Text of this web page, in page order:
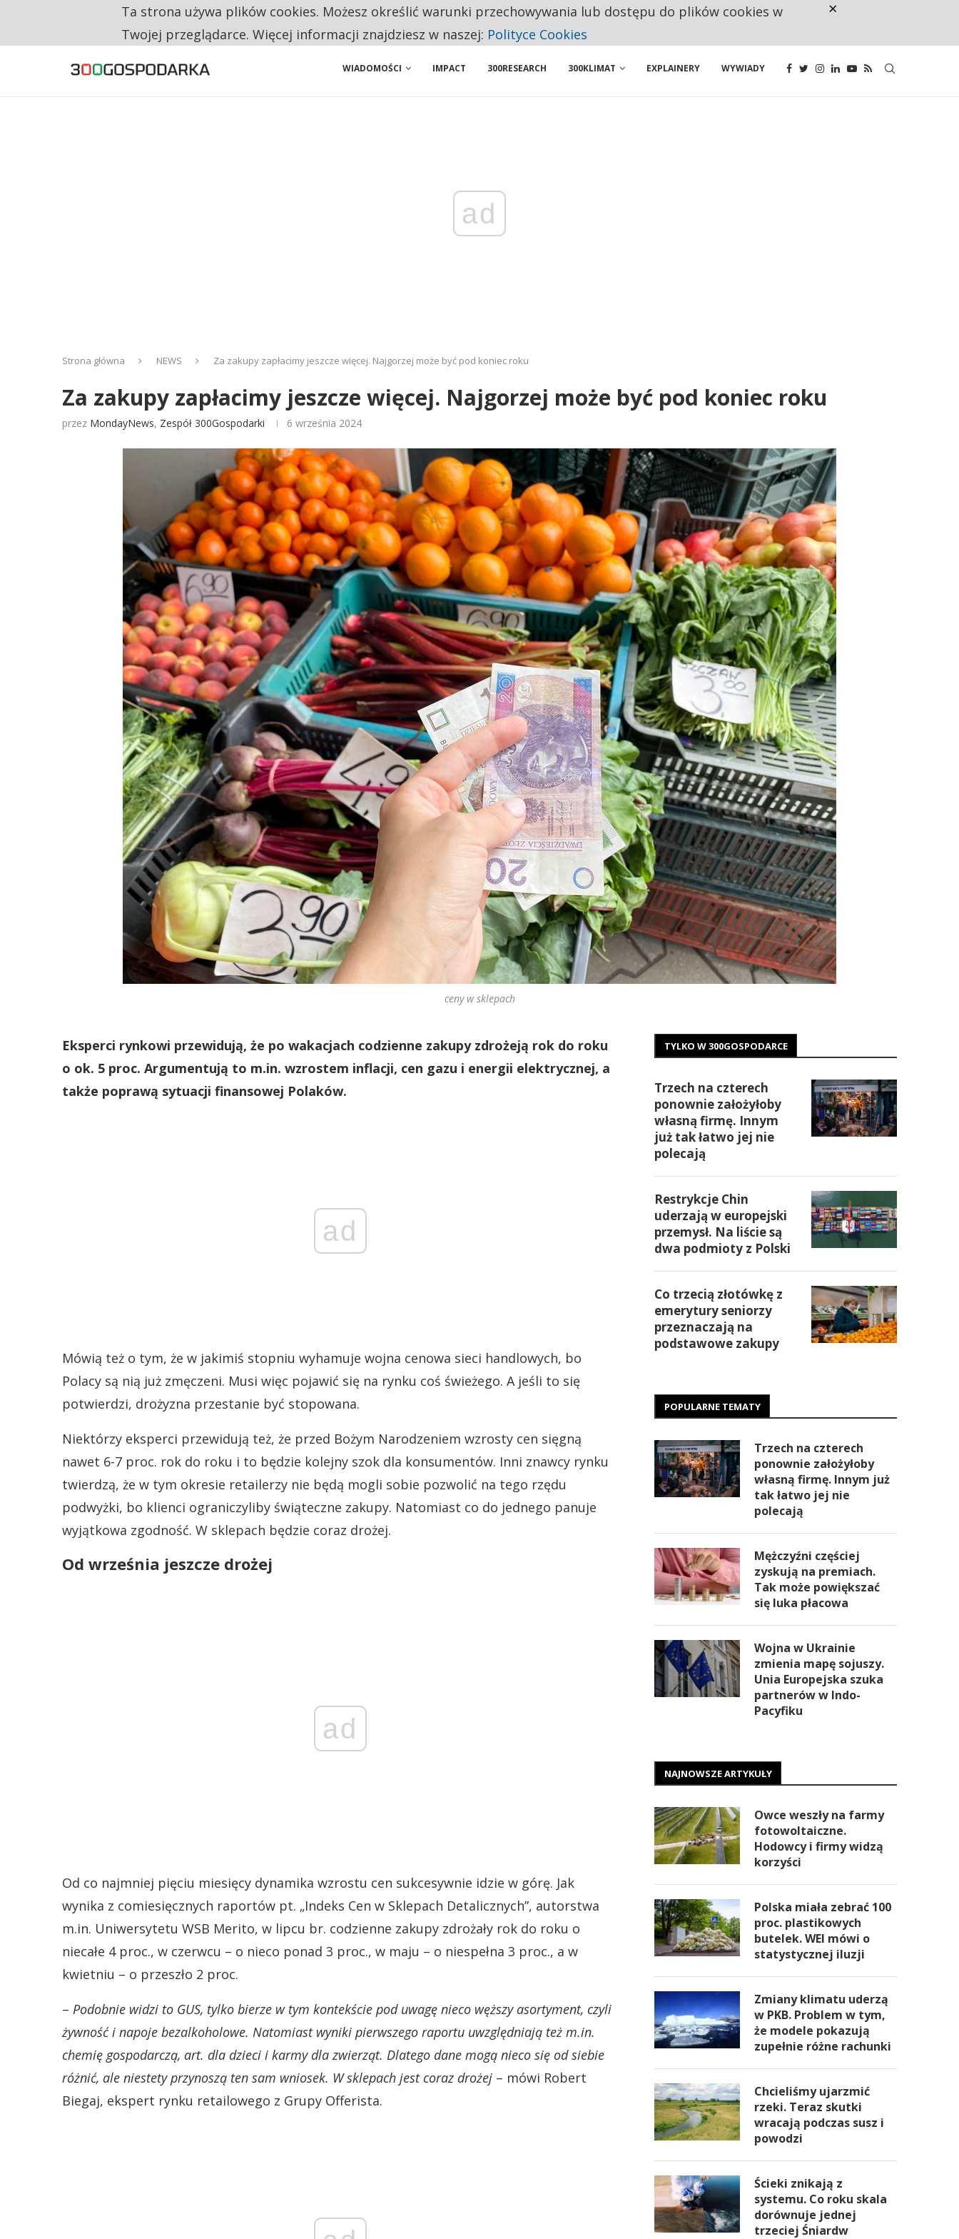
CO TRZECIĄ ZŁOTÓWKĘ Z EMERYTURY SENIORZY PRZEZNACZAJĄ NA PODSTAWOWE ZAKUPY
WIADOMOŚCI IMPACT 300RESEARCH 300KLIMAT EXPLAINERY WYWIADY
ad
Strona główna NEWS Za zakupy zapłacimy jeszcze więcej. Najgorzej może być pod koniec roku
Za zakupy zapłacimy jeszcze więcej. Najgorzej może być pod koniec roku
przez MondayNews, Zespół 300Gospodarki 6 września 2024
ceny w sklepach
Eksperci rynkowi przewidują, że po wakacjach codzienne zakupy zdrożeją rok do roku
o ok. 5 proc. Argumentują to m.in. wzrostem inflacji, cen gazu i energii elektrycznej, a
także poprawą sytuacji finansowej Polaków.
ad
Mówią też o tym, że w jakimiś stopniu wyhamuje wojna cenowa sieci handlowych, bo
Polacy są nią już zmęczeni. Musi więc pojawić się na rynku coś świeżego. A jeśli to się
potwierdzi, drożyzna przestanie być stopowana.
Niektórzy eksperci przewidują też, że przed Bożym Narodzeniem wzrosty cen sięgną
nawet 6-7 proc. rok do roku i to będzie kolejny szok dla konsumentów. Inni znawcy rynku
twierdzą, że w tym okresie retailerzy nie będą mogli sobie pozwolić na tego rzędu
podwyżki, bo klienci ograniczyliby świąteczne zakupy. Natomiast co do jednego panuje
wyjątkowa zgodność. W sklepach będzie coraz drożej.
Od września jeszcze drożej
ad
Od co najmniej pięciu miesięcy dynamika wzrostu cen sukcesywnie idzie w górę. Jak
wynika z comiesięcznych raportów pt. „Indeks Cen w Sklepach Detalicznych”, autorstwa
m.in. Uniwersytetu WSB Merito, w lipcu br. codzienne zakupy zdrożały rok do roku o
niecałe 4 proc., w czerwcu – o nieco ponad 3 proc., w maju – o niespełna 3 proc., a w
kwietniu – o przeszło 2 proc.
– Podobnie widzi to GUS, tylko bierze w tym kontekście pod uwagę nieco węższy asortyment, czyli
żywność i napoje bezalkoholowe. Natomiast wyniki pierwszego raportu uwzględniają też m.in.
chemię gospodarczą, art. dla dzieci i karmy dla zwierząt. Dlatego dane mogą nieco się od siebie
różnić, ale niestety przynoszą ten sam wniosek. W sklepach jest coraz drożej – mówi Robert
Biegaj, ekspert rynku retailowego z Grupy Offerista.
TYLKO W 300GOSPODARCE
Trzech na czterech
ponownie założyłoby
własną firmę. Innym
już tak łatwo jej nie
polecają
Restrykcje Chin
uderzają w europejski
przemysł. Na liście są
dwa podmioty z Polski
Co trzecią złotówkę z
emerytury seniorzy
przeznaczają na
podstawowe zakupy
POPULARNE TEMATY
Trzech na czterech
ponownie założyłoby
własną firmę. Innym już
tak łatwo jej nie
polecają
Mężczyźni częściej
zyskują na premiach.
Tak może powiększać
się luka płacowa
Wojna w Ukrainie
zmienia mapę sojuszy.
Unia Europejska szuka
partnerów w Indo-
Pacyfiku
NAJNOWSZE ARTYKUŁY
Owce weszły na farmy
fotowoltaiczne.
Hodowcy i firmy widzą
korzyści
Polska miała zebrać 100
proc. plastikowych
butelek. WEI mówi o
statystycznej iluzji
Zmiany klimatu uderzą
w PKB. Problem w tym,
że modele pokazują
zupełnie różne rachunki
Chcieliśmy ujarzmić
rzeki. Teraz skutki
wracają podczas susz i
powodzi
Ścieki znikają z
systemu. Co roku skala
dorównuje jednej
trzeciej Śniardw
Ta strona używa plików cookies. Możesz określić warunki przechowywania lub dostępu do plików cookies w
Twojej przeglądarce. Więcej informacji znajdziesz w naszej: Polityce Cookies
×